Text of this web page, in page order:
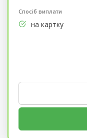
Спосіб виплати
на картку